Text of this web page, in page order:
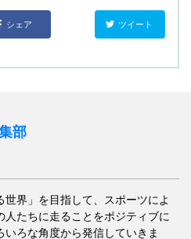
シェア ツイート
部
世界」を目指して、スポーツによ
たちに走ることをポジティブに
ろな角度から発信していきま